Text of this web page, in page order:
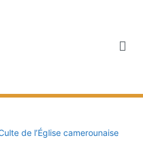
de l’Église camerounaise